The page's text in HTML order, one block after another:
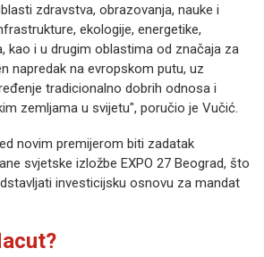
zdravstva, obrazovanja, nauke i
ekologije, energetike,
kao i u drugim oblastima od značaja za
napredak na evropskom putu, uz
tradicionalno dobrih odnosa i
zemljama u svijetu", poručio je Vučić.
novim premijerom biti zadatak
svjetske izložbe EXPO 27 Beograd, što
investicijsku osnovu za mandat